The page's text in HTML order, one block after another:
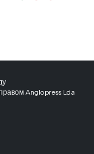
Anglopress Lda